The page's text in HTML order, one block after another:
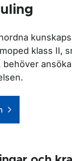
klass II,
behöver